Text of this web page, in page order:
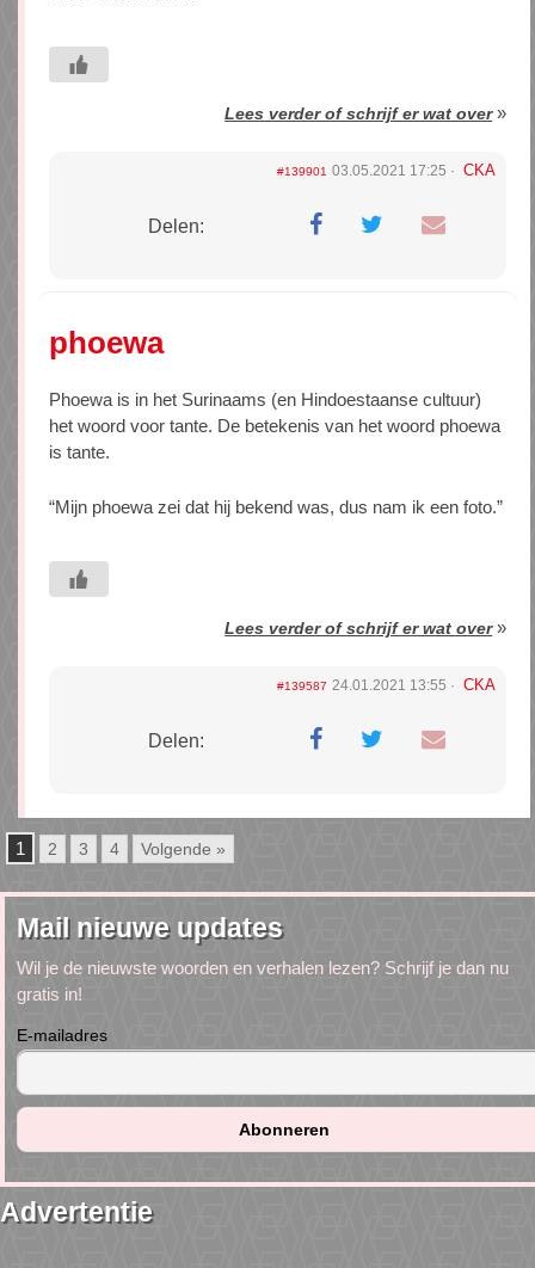
Lees verder of schrijf er wat over»
#139901 03.05.2021 17:25 CKA
Delen:
phoewa
Phoewa is in het Surinaams (en Hindoestaanse cultuur)
het woord voor tante. De betekenis van het woord phoewa
is tante.
“Mijn phoewa zei dat hij bekend was, dus nam ik een foto.”
Lees verder of schrijf er wat over»
#139587 24.01.2021 13:55 CKA
Delen:
1 2 3 4 Volgende »
Mail nieuwe updates
Wil je de nieuwste woorden en verhalen lezen? Schrijf je dan nu
gratis in!
E-mailadres
Advertentie